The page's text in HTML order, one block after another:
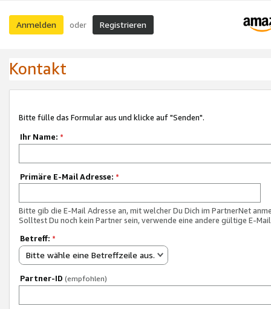
Anmelden oder Registrieren
Kontakt
Bitte fülle das Formular aus und klicke auf "Senden".
Ihr Name: *
Primäre E-Mail Adresse: *
Bitte gib die E-Mail Adresse an, mit welcher Du Dich im PartnerNet
Solltest Du noch kein Partner sein, verwende eine andere gültige E-
Betreff: *
Bitte wähle eine Betreffzeile aus.
Partner-ID (empfohlen)